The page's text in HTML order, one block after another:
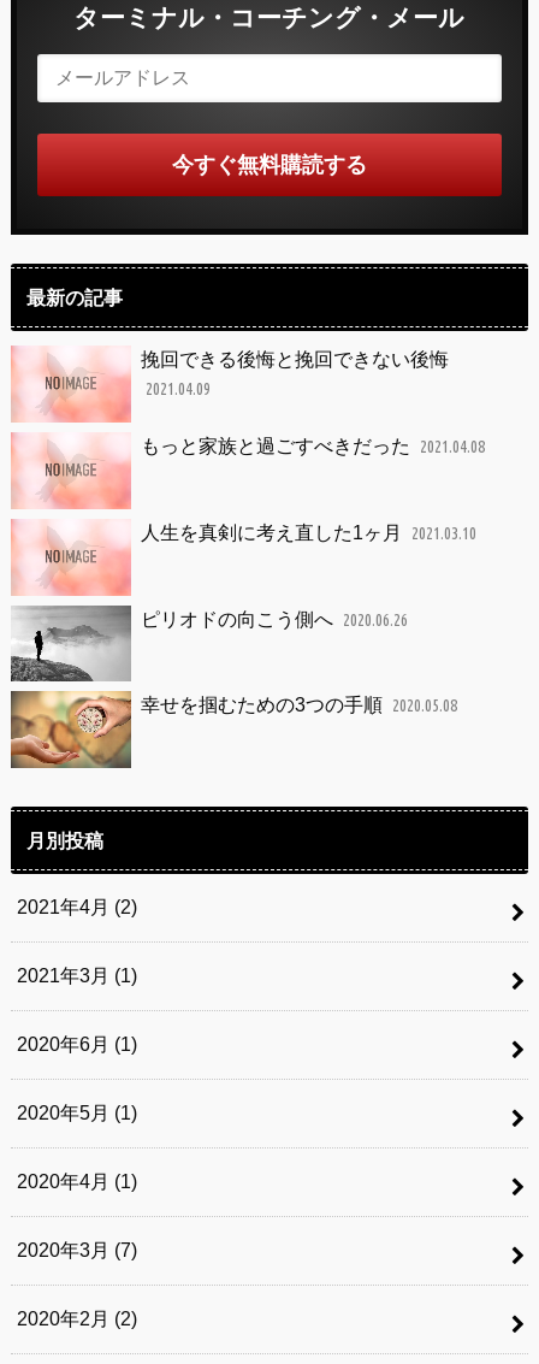
ターミナル・コーチング・メール
最新の記事
挽回できる後悔と挽回できない後悔
2021.04.09
もっと家族と過ごすべきだった 2021.04.08
人生を真剣に考え直した1ヶ月 2021.03.10
ピリオドの向こう側へ 2020.06.26
幸せを掴むための3つの手順 2020.05.08
月別投稿
2021年4月 (2)
2021年3月 (1)
2020年6月 (1)
2020年5月 (1)
2020年4月 (1)
2020年3月 (7)
2020年2月 (2)